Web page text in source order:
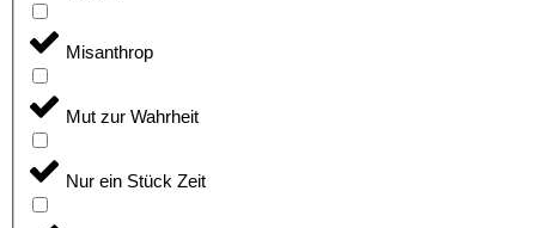
Misanthrop
Mut zur Wahrheit
Nur ein Stück Zeit